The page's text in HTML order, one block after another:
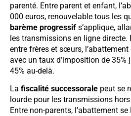
parenté. Entre parent et enfant,
000 euros, renouvelable tous les
barème progressif s’applique,
les transmissions en ligne
entre frères et sœurs, l’abattement
avec un taux d’imposition de 35%
45% au-delà.
La fiscalité successorale peut se
lourde pour les transmissions
Entre non-parents, l’abattement